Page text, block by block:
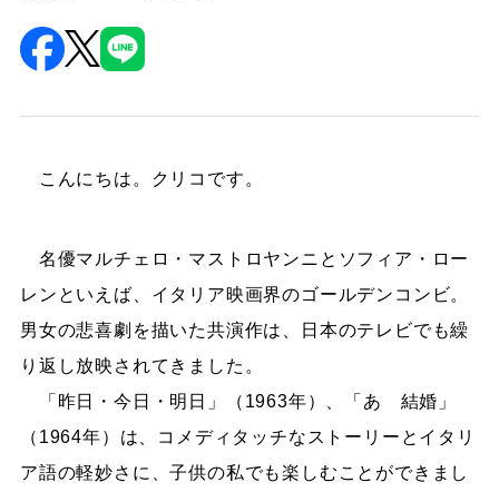
こんにちは。クリコです。
名優マルチェロ・マストロヤンニとソフィア・ロー
レンといえば、イタリア映画界のゴールデンコンビ。
男女の悲喜劇を描いた共演作は、日本のテレビでも繰
り返し放映されてきました。
「昨日・今日・明日」（1963年）、「あゝ結婚」
（1964年）は、コメディタッチなストーリーとイタリ
ア語の軽妙さに、子供の私でも楽しむことができまし